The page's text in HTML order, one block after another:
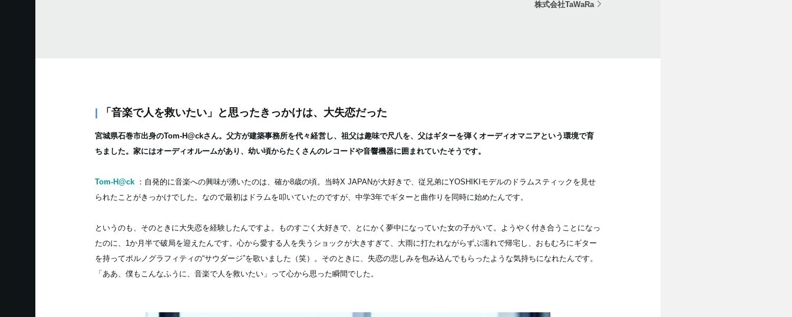
株式会社TaWaRa
| 「音楽で人を救いたい」と思ったきっかけは、大失恋だった
宮城県石巻市出身のTom-H@ckさん。父方が建築事務所を代々経営し、祖父は趣味で尺八を、父はギターを弾くオーディオマニアという環境で育
ちました。家にはオーディオルームがあり、幼い頃からたくさんのレコードや音響機器に囲まれていたそうです。
Tom-H@ck
：自発的に音楽への興味が湧いたのは、確か8歳の頃。当時X JAPANが大好きで、従兄弟にYOSHIKIモデルのドラムスティックを見せ
られたことがきっかけでした。なので最初はドラムを叩いていたのですが、中学3年でギターと曲作りを同時に始めたんです。
というのも、そのときに大失恋を経験したんですよ。ものすごく大好きで、とにかく夢中になっていた女の子がいて。ようやく付き合うことになっ
たのに、1か月半で破局を迎えたんです。心から愛する人を失うショックが大きすぎて、大雨に打たれながらずぶ濡れで帰宅し、おもむろにギター
を持ってポルノグラフィティの“サウダージ”を歌いました（笑）。そのときに、失恋の悲しみを包み込んでもらったような気持ちになれたんです。
「ああ、僕もこんなふうに、音楽で人を救いたい」って心から思った瞬間でした。